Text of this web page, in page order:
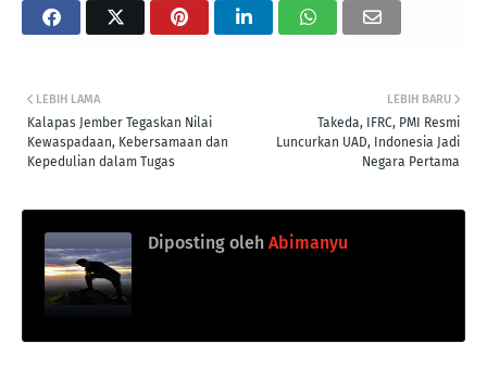
LEBIH BARU
Takeda, IFRC, PMI Resmi
Luncurkan UAD, Indonesia Jadi
Negara Pertama
LEBIH LAMA
Kalapas Jember Tegaskan Nilai
Kewaspadaan, Kebersamaan dan
Kepedulian dalam Tugas
Diposting oleh Abimanyu